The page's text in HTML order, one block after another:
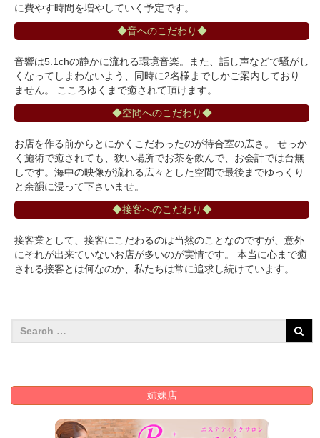
に費やす時間を増やしていく予定です。
◆音へのこだわり◆
音響は5.1chの静かに流れる環境音楽。また、話し声などで騒がし
くなってしまわないよう、同時に2名様までしかご案内しており
ません。 こころゆくまで癒されて頂けます。
◆空間へのこだわり◆
お店を作る前からとにかくこだわったのが待合室の広さ。 せっか
く施術で癒されても、狭い場所でお茶を飲んで、お会計では台無
しです。海中の映像が流れる広々とした空間で最後までゆっくり
と余韻に浸って下さいませ。
◆接客へのこだわり◆
接客業として、接客にこだわるのは当然のことなのですが、意外
にそれが出来ていないお店が多いのが実情です。 本当に心まで癒
される接客とは何なのか、私たちは常に追求し続けています。
姉妹店